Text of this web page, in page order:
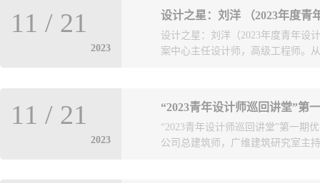
大赛”组委会2023年11月30日
在青岛理工大学报告厅顺利举办。
主办，青岛理工大学协办，青岛腾
加了本期讲座活动。 张萍理事长代
人才是行业发展的根基，而青年则
动致辞。王兴田教授面对全场青年
的方向和趋势，他要求青年设计师
作品，回馈行业回报社会。 八局
栋、理工大学设计院刘洪伟、中房
设计之星：刘洋 （2023年度青
2023
11 / 21
设计之星：刘洋（2023年度青年设
案中心主任设计师，高级工程师。
有丰富的公建及住宅项目设计经验
和设计逻辑来引导方案创作。
目一线，出色完成多项设计管理工
项目有马尔代夫住房部新办公楼项
“2023青年设计师巡回讲堂”第
2023
11 / 21
“2023青年设计师巡回讲堂”第一
公司总建筑师，广维建筑研究室主